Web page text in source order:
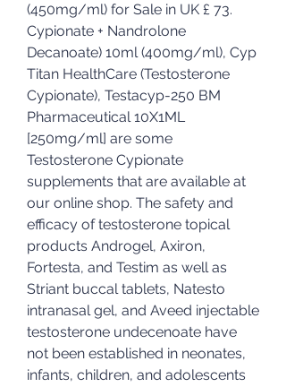
(450mg/ml) for Sale in UK £ 73.
Cypionate + Nandrolone
Decanoate) 10ml (400mg/ml), Cyp
Titan HealthCare (Testosterone
Cypionate), Testacyp-250 BM
Pharmaceutical 10X1ML
[250mg/ml] are some
Testosterone Cypionate
supplements that are available at
our online shop. The safety and
efficacy of testosterone topical
products Androgel, Axiron,
Fortesta, and Testim as well as
Striant buccal tablets, Natesto
intranasal gel, and Aveed injectable
testosterone undecenoate have
not been established in neonates,
infants, children, and adolescents